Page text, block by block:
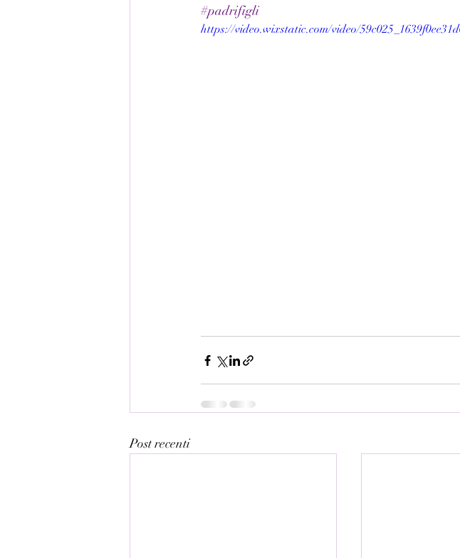
#padrifigli
https://video.wixstatic.com/video/
Post recenti